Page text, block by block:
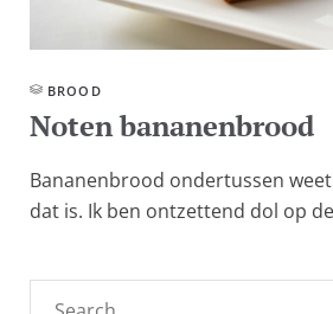
BROOD
Noten bananenbrood
Bananenbrood ondertussen
dat is. Ik ben ontzettend dol op